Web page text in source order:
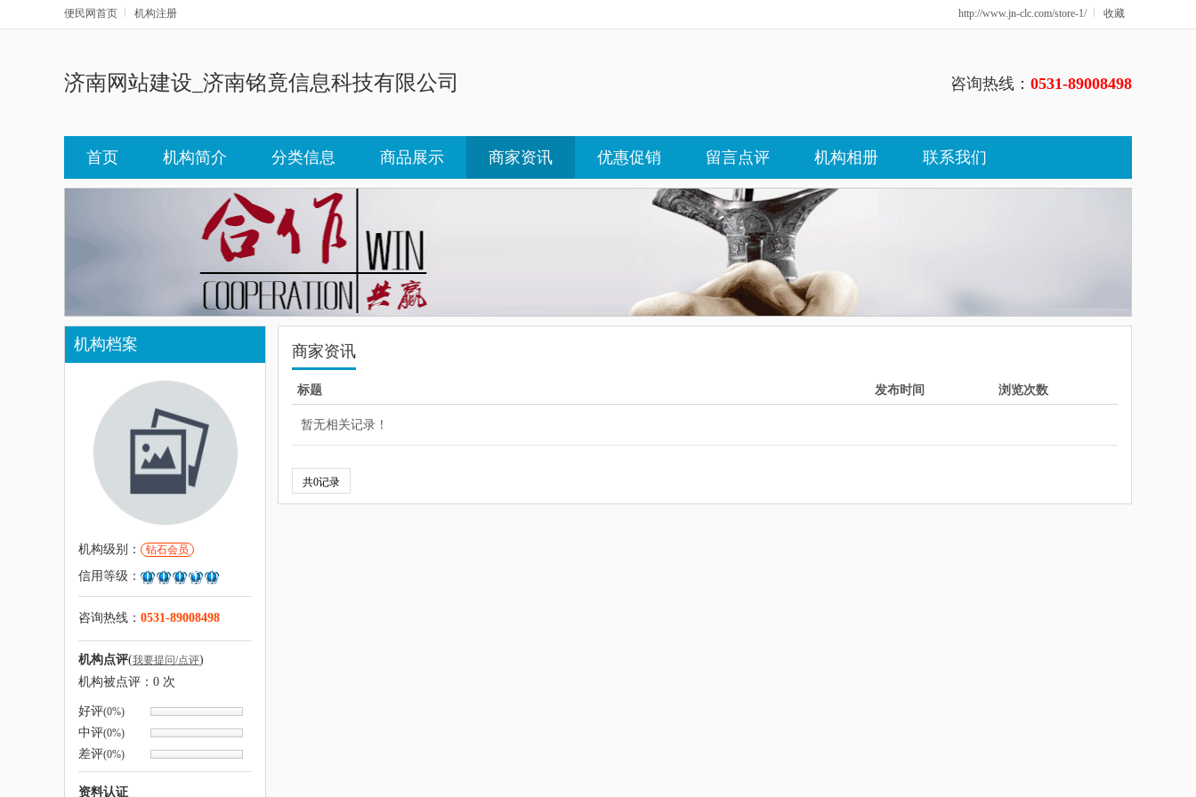
便民网首页 机构注册 收藏
http://www.jn-clc.com/store-1/
济南网站建设_济南铭竟信息科技有限公司 咨询热线： 0531-89008498
首页 机构简介 分类信息 商品展示 商家资讯 优惠促销 留言点评 机构相册 联系我们
机构档案
机构级别： 钻石会员
信用等级：
咨询热线： 0531-89008498
机构点评(我要提问/点评)
机构被点评： 0 次
好评(0%)
中评(0%)
差评(0%)
资料认证
商家资讯
标题 发布时间 浏览次数
暂无相关记录！
共0记录